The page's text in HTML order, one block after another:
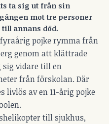
ta sig ut från sin
mot tre personer
annans död.
fyraårig pojke rymma från
genom att klättrade
sig vidare till en
från förskolan. Där
livlös av en 11-årig pojke
till sjukhus,